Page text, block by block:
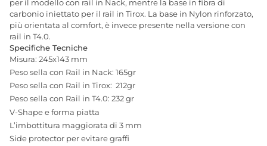
per il modello con rail in Nack, mentre la base in fibra di
carbonio iniettato per il rail in Tirox. La base in Nylon rinforzato,
più orientata al comfort, è invece presente nella versione con
rail in T4.0.
Specifiche Tecniche
Misura: 245x143 mm
Peso sella con Rail in Nack: 165gr
Peso sella con Rail in Tirox: 212gr
Peso sella con Rail in T4.0: 232 gr
V-Shape e forma piatta
L’imbottitura maggiorata di 3 mm
Side protector per evitare graffi